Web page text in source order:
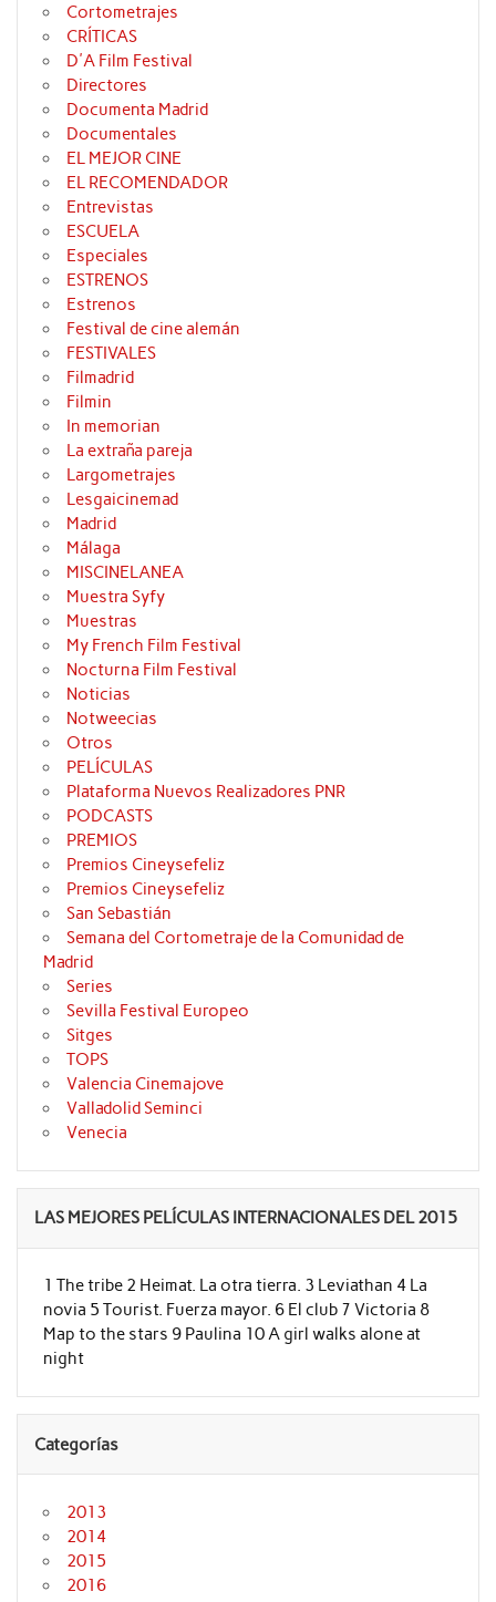
Cortometrajes
CRÍTICAS
D'A Film Festival
Directores
Documenta Madrid
Documentales
EL MEJOR CINE
EL RECOMENDADOR
Entrevistas
ESCUELA
Especiales
ESTRENOS
Estrenos
Festival de cine alemán
FESTIVALES
Filmadrid
Filmin
In memorian
La extraña pareja
Largometrajes
Lesgaicinemad
Madrid
Málaga
MISCINELANEA
Muestra Syfy
Muestras
My French Film Festival
Nocturna Film Festival
Noticias
Notweecias
Otros
PELÍCULAS
Plataforma Nuevos Realizadores PNR
PODCASTS
PREMIOS
Premios Cineysefeliz
Premios Cineysefeliz
San Sebastián
Semana del Cortometraje de la Comunidad de
Madrid
Series
Sevilla Festival Europeo
Sitges
TOPS
Valencia Cinemajove
Valladolid Seminci
Venecia
LAS MEJORES PELÍCULAS INTERNACIONALES DEL 2015
1 The tribe 2 Heimat. La otra tierra. 3 Leviathan 4 La
novia 5 Tourist. Fuerza mayor. 6 El club 7 Victoria 8
Map to the stars 9 Paulina 10 A girl walks alone at
night
Categorías
2013
2014
2015
2016